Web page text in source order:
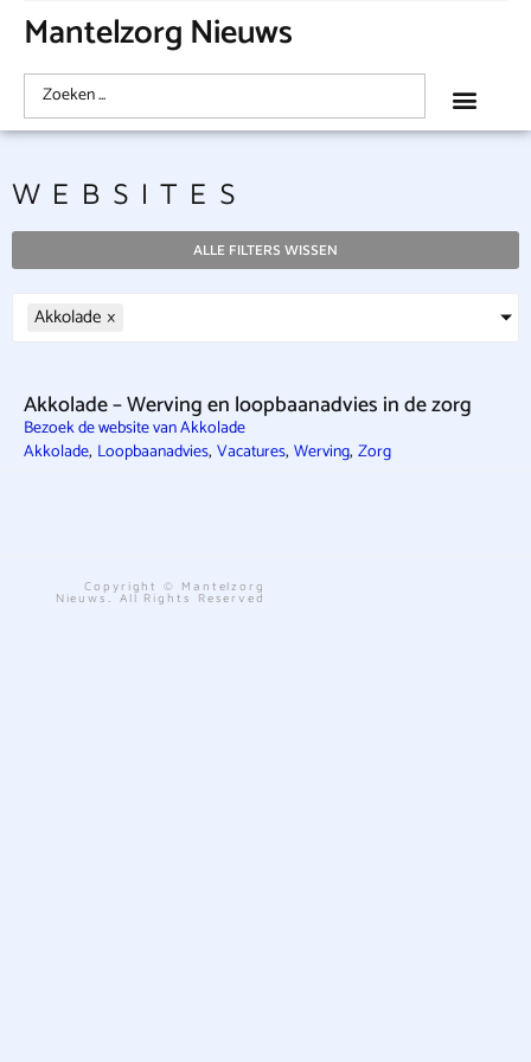
Mantelzorg Nieuws
WEBSITES
ALLE FILTERS WISSEN
Akkolade ×
Akkolade – Werving en loopbaanadvies in de zorg
Bezoek de website van Akkolade
Akkolade, Loopbaanadvies, Vacatures, Werving, Zorg
Copyright © Mantelzorg
Nieuws. All Rights Reserved